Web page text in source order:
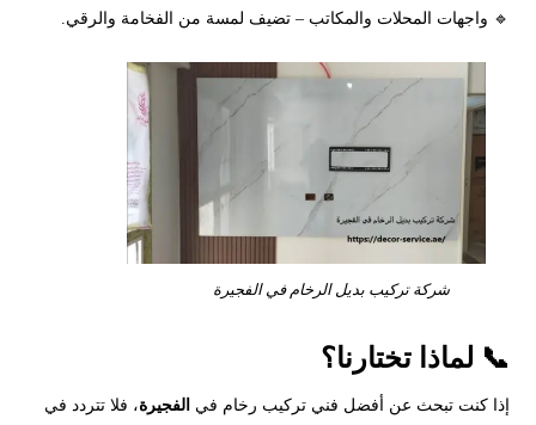
🔹 واجهات المحلات والمكاتب – تضيف لمسة من الفخامة والرقي.
شركة تركيب بديل الرخام في الفجيرة
📞 لماذا تختارنا؟
إذا كنت تبحث عن أفضل فني تركيب رخام في الفجيرة، فلا تتردد في